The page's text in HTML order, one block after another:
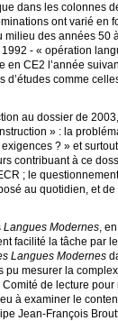
dans les colonnes
ont varié en
milieu des années 50
- « opération
en CE2 l’année
comme
au dossier de
» : la
? » et surtout
contribuant à ce
; le
au quotidien, et
Langues Modernes,
facilité la tâche par
Langues Modernes
mesurer la
de lecture
à examiner le
Jean-François